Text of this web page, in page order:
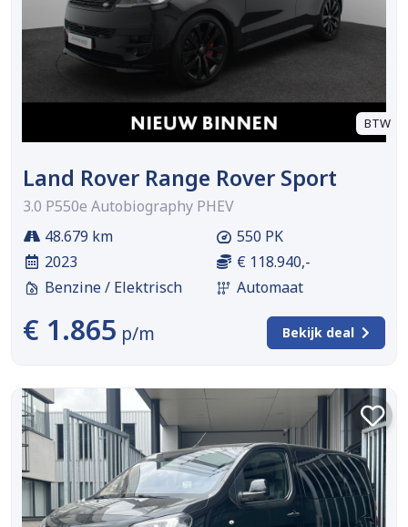
BTW
Land Rover Range Rover Sport
3.0 P550e Autobiography PHEV
48.679 km
2023
Benzine / Elektrisch
550 PK
€ 118.940,-
Automaat
€ 1.865 p/m Bekijk deal